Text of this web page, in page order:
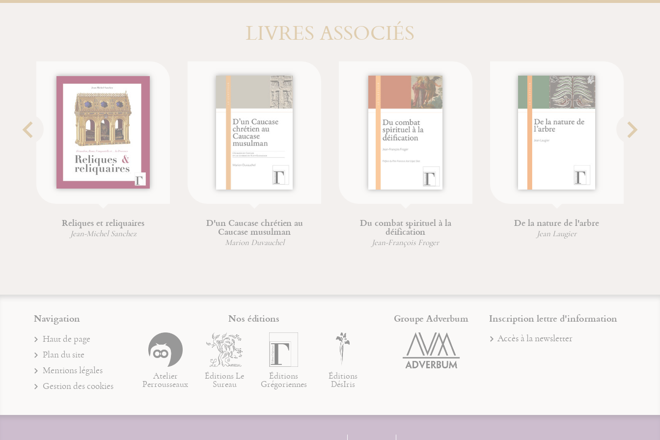
LIVRES ASSOCIÉS
Reliques et reliquaires
Jean-Michel Sanchez
D'un Caucase chrétien au
Caucase musulman
Marion Duvauchel
Du combat spirituel à la
déification
Jean-François Froger
De la nature de l'arbre
Jean Laugier
Navigation
Haut de page
Plan du site
Mentions légales
Gestion des cookies
Nos éditions
Atelier
Perrousseaux
Éditions Le
Sureau
Éditions
Grégoriennes
Éditions
DésIris
Groupe Adverbum Inscription lettre d'information
Accès à la newsletter